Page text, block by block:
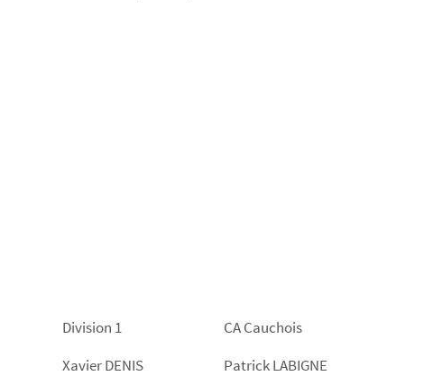
Division 1
CA Cauchois
Xavier DENIS Patrick LABIGNE